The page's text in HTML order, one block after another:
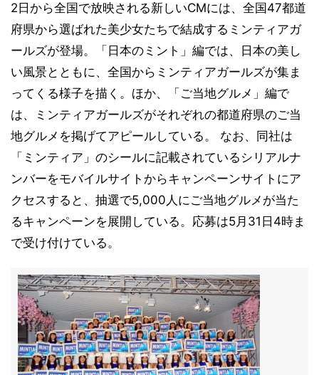
2日から全国で放映される新しいCMには、全国47都道
府県から選ばれた美少女たちで結成するミンティアガ
ールズが登場。「日本のミント」編では、日本の美し
い風景とともに、全国からミンティアガールズが集ま
ってくる様子を描く。ほか、「ご当地グルメ」編で
は、ミンティアガールズがそれぞれの都道府県のご当
地グルメを掲げてアピールしている。 なお、同社は
「ミンティア」のシールに記載されているシリアルナ
ンバーをモバイルサイトからキャンペーンサイトにア
クセスすると、抽選で5,000人にご当地グルメが当た
るキャンペーンを展開している。応募は5月31日4時ま
で受け付けている。